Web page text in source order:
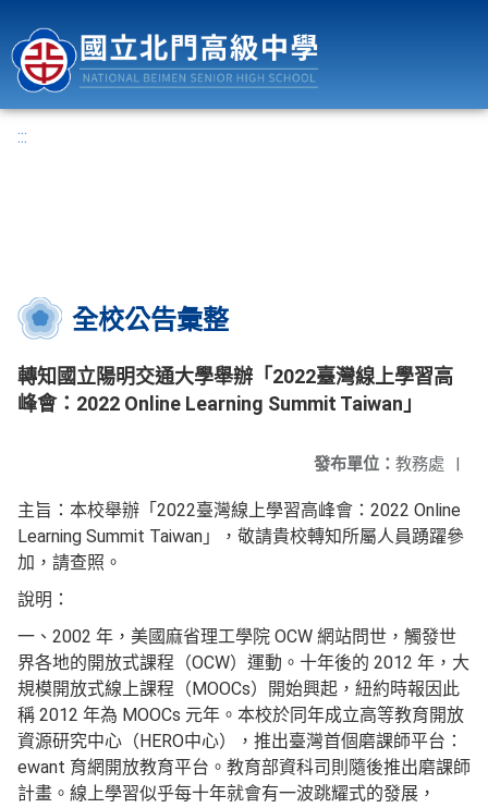
:::
全校公告彙整
轉知國立陽明交通大學舉辦「2022臺灣線上學習高
峰會：2022 Online Learning Summit Taiwan」
發布單位： 教務處 |
主旨：本校舉辦「2022臺灣線上學習高峰會：2022 Online
Learning Summit Taiwan」，敬請貴校轉知所屬人員踴躍參
加，請查照。
說明：
一、2002 年，美國麻省理工學院 OCW 網站問世，觸發世
界各地的開放式課程（OCW）運動。十年後的 2012 年，大
規模開放式線上課程（MOOCs）開始興起，紐約時報因此
稱 2012 年為 MOOCs 元年。本校於同年成立高等教育開放
資源研究中心（HERO中心），推出臺灣首個磨課師平台：
ewant 育網開放教育平台。教育部資科司則隨後推出磨課師
計畫。線上學習似乎每十年就會有一波跳耀式的發展，